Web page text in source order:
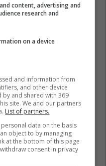
content, advertising and
research and
on a device
and information from
and other device
by and shared with 369
site. We and our partners
List of partners.
data on the basis
object to by managing
at the bottom of this page
consent in privacy